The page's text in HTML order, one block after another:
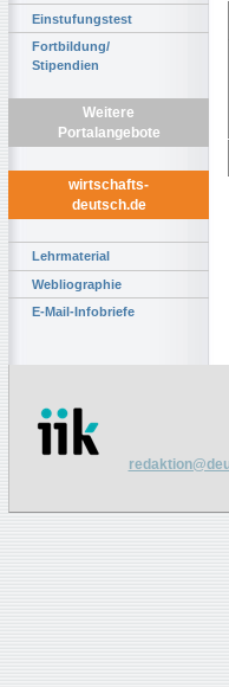
Einstufungstest
Fortbildung/
Stipendien
Weitere
Portalangebote
wirtschafts-
deutsch.de
Lehrmaterial
Webliographie
E-Mail-Infobriefe